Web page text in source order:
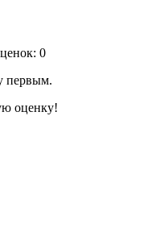
0
первым.
оценку!